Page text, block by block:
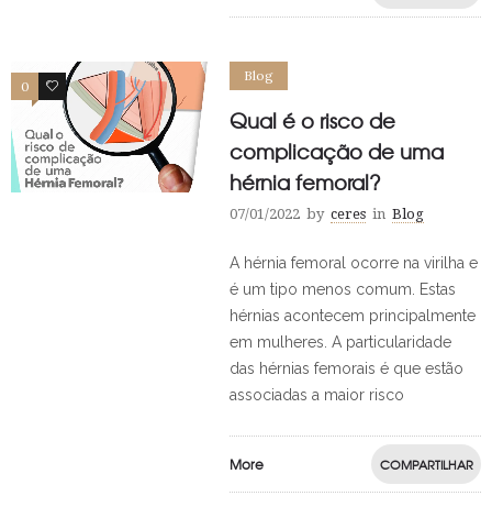
0 0
Blog
Qual é o risco de
complicação de uma
hérnia femoral?
07/01/2022 by ceres in Blog
A hérnia femoral ocorre na virilha e
é um tipo menos comum. Estas
hérnias acontecem principalmente
em mulheres. A particularidade
das hérnias femorais é que estão
associadas a maior risco
More COMPARTILHAR